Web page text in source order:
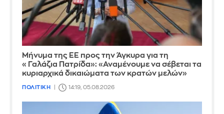
Μήνυμα της ΕΕ προς την Άγκυρα για τη
«Γαλάζια Πατρίδα»: «Αναμένουμε να σέβεται τα
κυριαρχικά δικαιώματα των κρατών μελών»
ΠΟΛΙΤΙΚΗ 14:19, 05.08.2026